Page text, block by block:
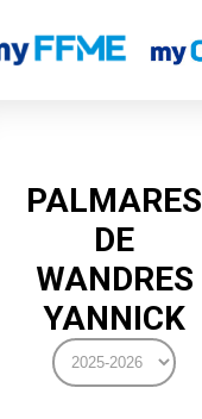
Classements
PALMARES
DE
WANDRES
YANNICK